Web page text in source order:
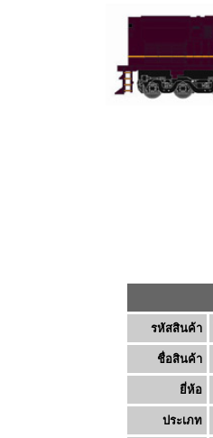
รหัสสินค้า
ชื่อสินค้า
ยี่ห้อ
ประเภท